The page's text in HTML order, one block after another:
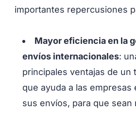
importantes repercusiones
Mayor eficiencia en la
envíos internacionales:
principales ventajas de un
que ayuda a las empresas
sus envíos, para que